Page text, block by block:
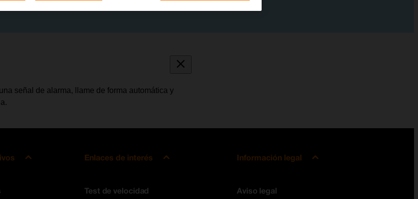
señal de alarma, llame de forma automática y
Enlaces de interés
Test de velocidad
Información legal
Aviso legal